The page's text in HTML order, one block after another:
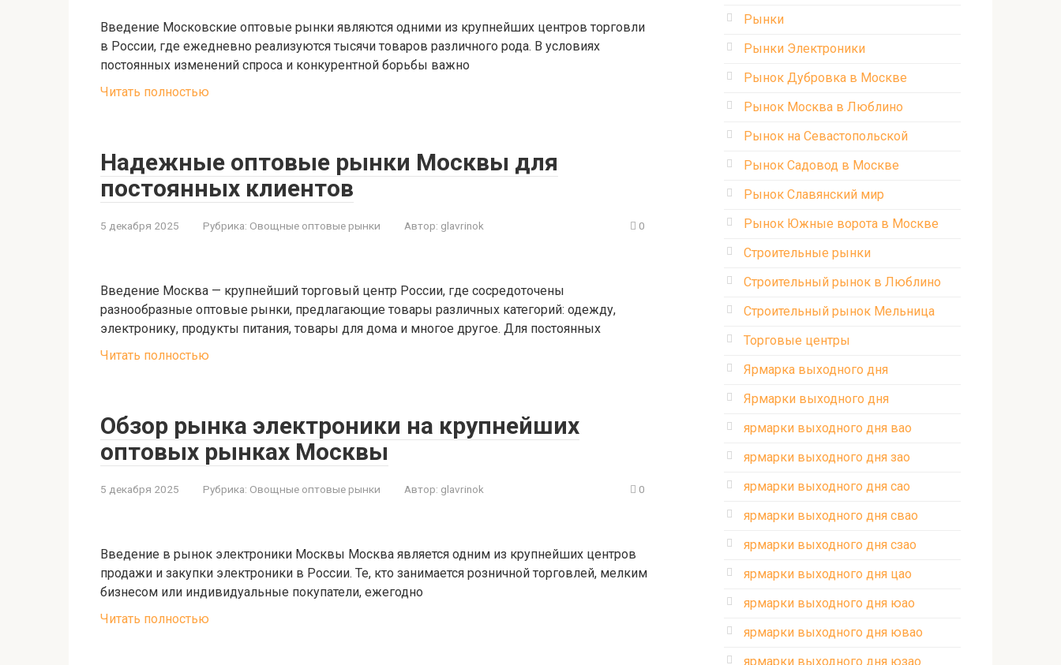
Введение Московские оптовые рынки являются одними из крупнейших центров торговли
в России, где ежедневно реализуются тысячи товаров различного рода. В условиях
постоянных изменений спроса и конкурентной борьбы важно
Читать полностью
Надежные оптовые рынки Москвы для
постоянных клиентов
5 декабря 2025 Рубрика: Овощные оптовые рынки Автор: glavrinok 0
Введение Москва — крупнейший торговый центр России, где сосредоточены
разнообразные оптовые рынки, предлагающие товары различных категорий: одежду,
электронику, продукты питания, товары для дома и многое другое. Для постоянных
Читать полностью
Обзор рынка электроники на крупнейших
оптовых рынках Москвы
5 декабря 2025 Рубрика: Овощные оптовые рынки Автор: glavrinok 0
Введение в рынок электроники Москвы Москва является одним из крупнейших центров
продажи и закупки электроники в России. Те, кто занимается розничной торговлей, мелким
бизнесом или индивидуальные покупатели, ежегодно
Читать полностью
Рынки
Рынки Электроники
Рынок Дубровка в Москве
Рынок Москва в Люблино
Рынок на Севастопольской
Рынок Садовод в Москве
Рынок Славянский мир
Рынок Южные ворота в Москве
Строительные рынки
Строительный рынок в Люблино
Строительный рынок Мельница
Торговые центры
Ярмарка выходного дня
Ярмарки выходного дня
ярмарки выходного дня вао
ярмарки выходного дня зао
ярмарки выходного дня сао
ярмарки выходного дня свао
ярмарки выходного дня сзао
ярмарки выходного дня цао
ярмарки выходного дня юао
ярмарки выходного дня ювао
ярмарки выходного дня юзао